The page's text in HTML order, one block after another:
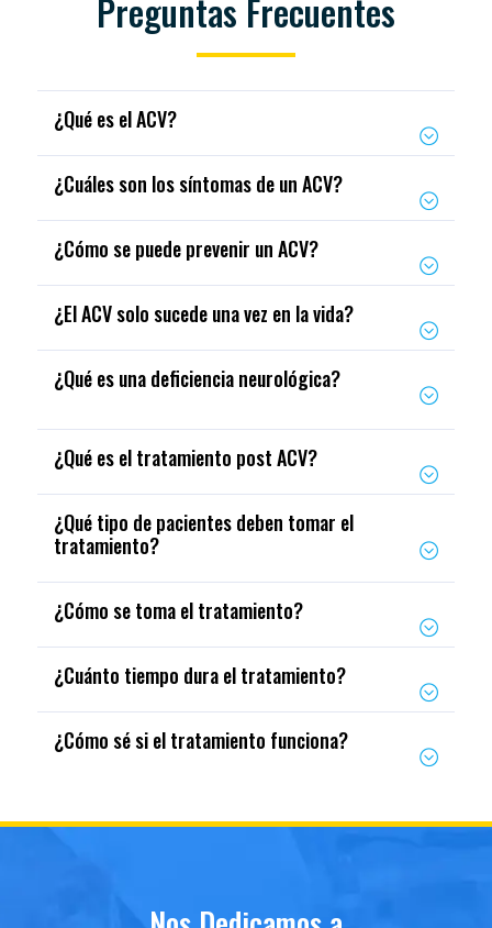
Preguntas Frecuentes
¿Qué es el ACV?
¿Cuáles son los síntomas de un ACV?
¿Cómo se puede prevenir un ACV?
¿El ACV solo sucede una vez en la vida?
¿Qué es una deficiencia neurológica?
¿Qué es el tratamiento post ACV?
¿Qué tipo de pacientes deben tomar el
tratamiento?
¿Cómo se toma el tratamiento?
¿Cuánto tiempo dura el tratamiento?
¿Cómo sé si el tratamiento funciona?